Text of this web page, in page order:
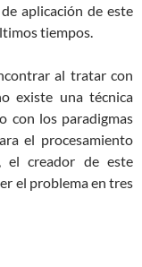
aplicación de este
tiempos.
al tratar con
existe una técnica
con los paradigmas
el procesamiento
el creador de este
el problema en tres